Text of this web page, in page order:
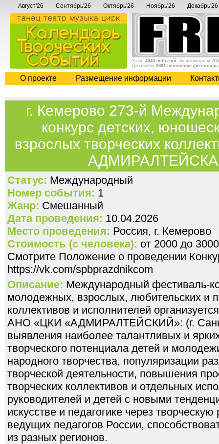
Август'26 Сентябрь'26 Октябрь'26 Ноябрь'26 Декабрь'26
У нас 4040 событий , их посмотрели
Добавлено 2961 положение фестиваля
О проекте Размещение информации
г. Кемерово 273-й
конкурс детских,
взрослых творческих
Статус: Международный
Номер события: 1
Жанр: Смешанный
Дата проведения: 10.04.2026
Место проведения: Россия, г. Кемерово
Стоимость (с человека): от 2000 до
Смотрите Положение о проведении
https://vk.com/spbprazdnikcom
Описание: Международный фестиваль-
молодежных, взрослых, любительских и
коллективов и исполнителей
АНО «ЦКИ «АДМИРАЛТЕЙСКИЙ»: (г.
выявления наиболее талантливых и
творческого потенциала детей и
народного творчества, популяризации
творческой деятельности, повышения
творческих коллективов и отдельных
руководителей и детей с новыми
искусстве и педагогике через
ведущих педагогов России,
из разных регионов.